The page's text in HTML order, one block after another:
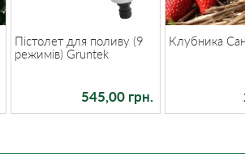
Пістолет для поливу (9
режимів) Gruntek
545,00 грн.
Клубника